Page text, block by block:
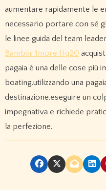
aumentare rapidamente le
necessario portare con sé
le linee guida del team
Bambini 1more Hq20
pagaia è una delle cose più
boating.utilizzando una
destinazione.eseguire un
impegnativa e richiede
la perfezione.